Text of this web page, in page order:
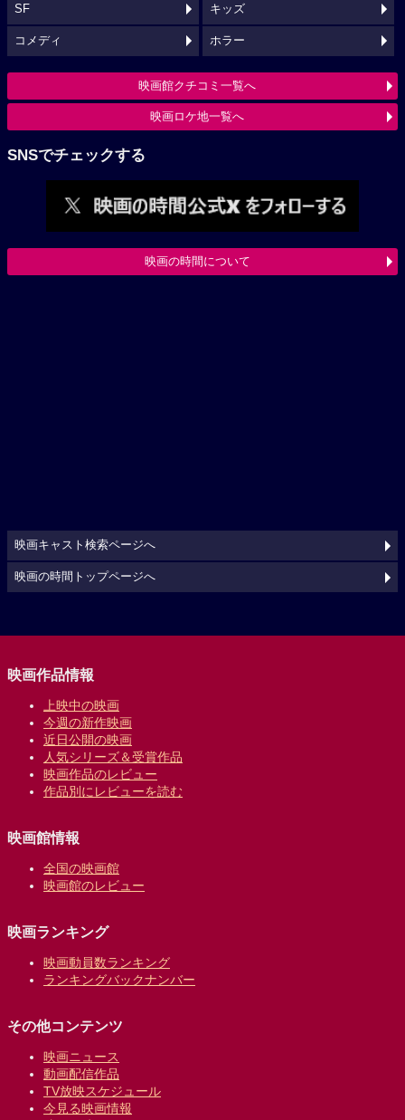
SF キッズ
コメディ ホラー
映画館クチコミ一覧へ
映画ロケ地一覧へ
SNSでチェックする
映画の時間について
映画キャスト検索ページへ
映画の時間トップページへ
映画作品情報
上映中の映画
今週の新作映画
近日公開の映画
人気シリーズ＆受賞作品
映画作品のレビュー
作品別にレビューを読む
映画館情報
全国の映画館
映画館のレビュー
映画ランキング
映画動員数ランキング
ランキングバックナンバー
その他コンテンツ
映画ニュース
動画配信作品
TV放映スケジュール
今見る映画情報